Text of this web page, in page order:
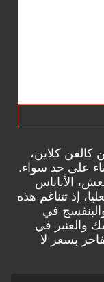
كلاين،
على حد سواء.
الأناناس
إذ تتناغم هذه
في
والعنبر في
بسعر لا